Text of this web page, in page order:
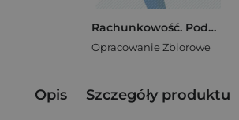
Rachunkowość. Podstawy
Opracowanie Zbiorowe
Opis Szczegóły produktu